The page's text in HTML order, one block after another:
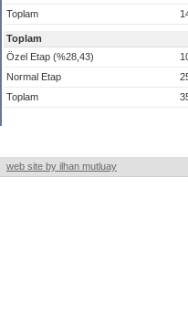
Toplam
Toplam
Özel Etap (%28,43)
Normal Etap
Toplam
web site by ilhan mutluay